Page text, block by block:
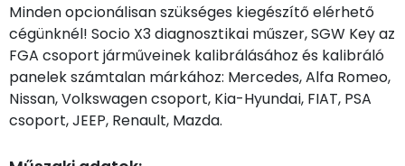
Minden opcionálisan szükséges kiegészítő elérhető
cégünknél! Socio X3 diagnosztikai műszer, SGW Key az
FGA csoport járműveinek kalibrálásához és kalibráló
panelek számtalan márkához: Mercedes, Alfa Romeo,
Nissan, Volkswagen csoport, Kia-Hyundai, FIAT, PSA
csoport, JEEP, Renault, Mazda.